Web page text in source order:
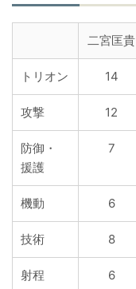
二宮匡貴
トリオン 14
攻撃 12
防御・
援護
7
機動 6
技術 8
射程 6